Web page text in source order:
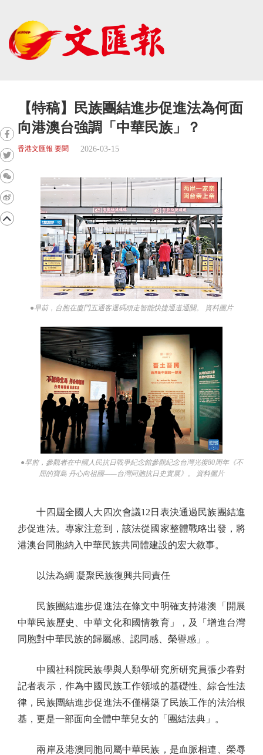
【特稿】民族團結進步促進法為何面
向港澳台強調「中華民族」？
香港文匯報 要聞 2026-03-15
●早前，台胞在廈門五通客運碼頭走智能快捷通道通關。 資料圖片
●早前，參觀者在中國人民抗日戰爭紀念館參觀紀念台灣光復80周年《不
屈的寶島 丹心向祖國——台灣同胞抗日史實展》。 資料圖片
十四屆全國人大四次會議12日表決通過民族團結進
步促進法。專家注意到，該法從國家整體戰略出發，將
港澳台同胞納入中華民族共同體建設的宏大敘事。
以法為綱 凝聚民族復興共同責任
民族團結進步促進法在條文中明確支持港澳「開展
中華民族歷史、中華文化和國情教育」，及「增進台灣
同胞對中華民族的歸屬感、認同感、榮譽感」。
中國社科院民族學與人類學研究所研究員張少春對
記者表示，作為中國民族工作領域的基礎性、綜合性法
律，民族團結進步促進法不僅構築了民族工作的法治根
基，更是一部面向全體中華兒女的「團結法典」。
兩岸及港澳同胞同屬中華民族，是血脈相連、榮辱